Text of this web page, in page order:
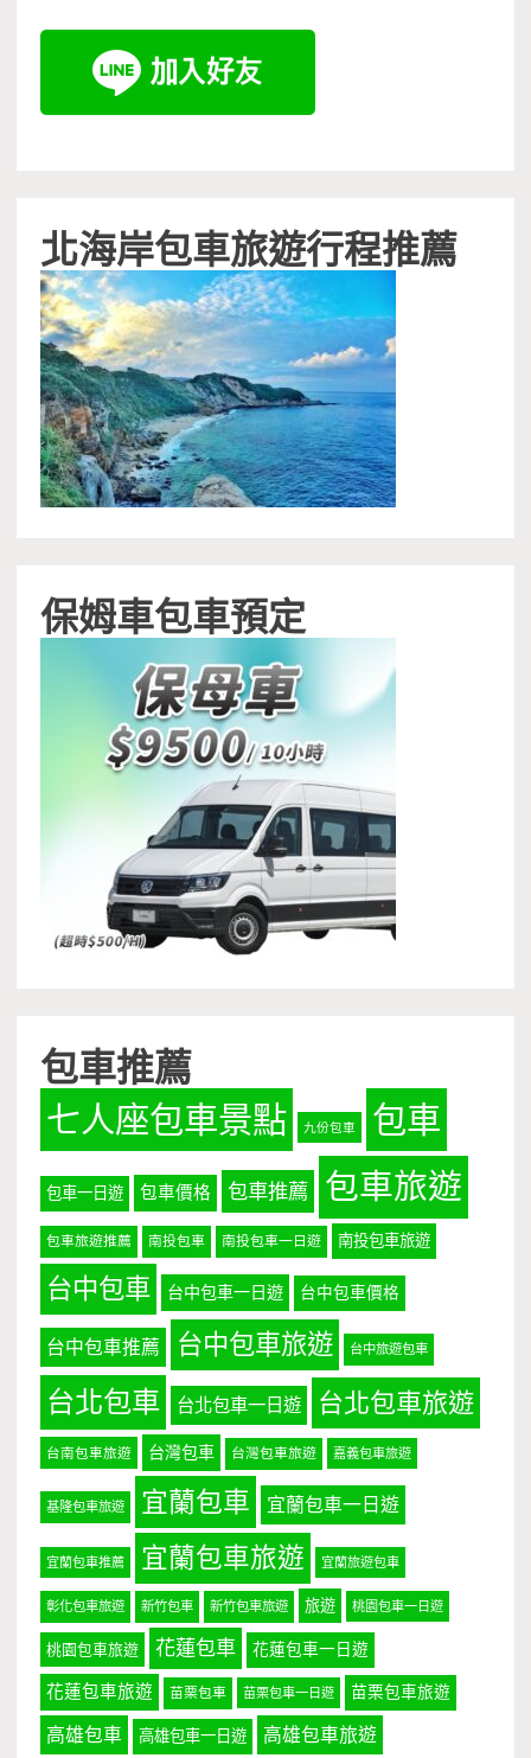
北海岸包車旅遊行程推薦
保姆車包車預定
包車推薦
七人座包車景點 九份包車 包車
包車一日遊 包車價格 包車推薦 包車旅遊
包車旅遊推薦 南投包車 南投包車一日遊 南投包車旅遊
台中包車 台中包車一日遊 台中包車價格
台中包車推薦 台中包車旅遊 台中旅遊包車
台北包車 台北包車一日遊 台北包車旅遊
台南包車旅遊 台灣包車 台灣包車旅遊 嘉義包車旅遊
基隆包車旅遊 宜蘭包車 宜蘭包車一日遊
宜蘭包車推薦 宜蘭包車旅遊 宜蘭旅遊包車
彰化包車旅遊 新竹包車 新竹包車旅遊 旅遊 桃園包車一日遊
桃園包車旅遊 花蓮包車 花蓮包車一日遊
花蓮包車旅遊 苗栗包車 苗栗包車一日遊 苗栗包車旅遊
高雄包車 高雄包車一日遊 高雄包車旅遊